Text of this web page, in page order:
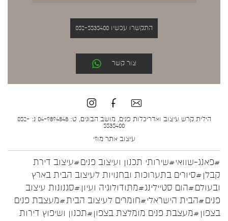
התקשרו עכשיו 052-5535400
צור קשר
הילית קרש עיצוב ואדריכלות פנים, מושב הבונים, ט: 04-9894848 נ: 052-
5535400
עיצוב אתר מוזי
#פאנג-שוואי#שירותי תכנון ועיצוב פנים#עיצוב דירת
קבלן #סיורים בתערוכות ובחנויות לעיצוב הבית בארץ
ובעולם#הום סטיילינג#מתודולוגיה ועיון #סגנונות עיצוב
פנים#הבית הישראלי#חומרים לעיצוב הבית#מעצבת פנים
בצפון #מעצבת פנים מומלצת בצפון#תכנון ושיפוץ דירות